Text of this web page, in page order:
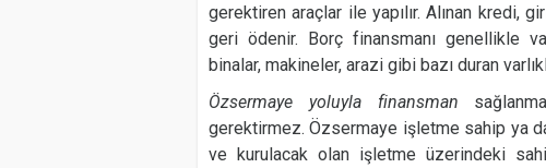
gerektiren araçlar ile yapılır. Alınan kredi,
geri ödenir. Borç finansmanı genellikle
binalar, makineler, arazi gibi bazı duran
Özsermaye yoluyla finansman
gerektirmez. Özsermaye işletme sahip ya
ve kurulacak olan işletme üzerindeki